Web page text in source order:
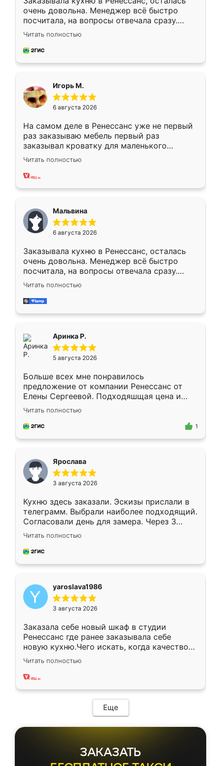
очень довольна. Менеджер всё быстро
посчитала, на вопросы отвечала сразу.
Замерщик приехал в субботу, подошёл к
делу со всей ответственностью. Собрали
за день, ребята работали аккуратно, даже
Читать полностью
Игорь М.
6 августа 2026
На самом деле в Ренессанс уже не первый
раз заказываю мебель первый раз
заказывал кроватку для маленького
ребёнка при его рождении ,во второй раз
заказал шкаф-купе. По качеству очень
хорошее сборка достаточно быстрая,
меньше, здесь же он более разнообразный.
Мне нравится ,если что-то потребуется из
мебели буду заказывать только здесь.
Читать полностью
Мальвина
6 августа 2026
Заказывала кухню в Ренессанс, осталась
очень довольна. Менеджер всё быстро
посчитала, на вопросы отвечала сразу.
Замерщик приехал в субботу, подошёл к
делу со всей ответственностью. Собрали
за день, ребята работали аккуратно, даже
Читать полностью
Аринка Р.
5 августа 2026
Больше всех мне понравилось
предложение от компании Ренессанс от
Елены Сергеевой. Подходяшщая цена и
короткие сроки изготовления. Приехавший
для замера сотрудник Владислав
предложил по моему эскизу самый
Читать полностью
1
Ярослава
3 августа 2026
Кухню здесь заказали. Эскизы прислали в
телеграмм. Выбрали наиболее подходящий.
Согласовали день для замера. Через 3
недели кухня была уже готова. Остались
довольны работой. Спасибо Ренессанс
мебель за качественную работу!
Читать полностью
yaroslava1986
3 августа 2026
Заказала себе новый шкаф в студии
Ренессанс где ранее заказывала себе
новую кухню.Чего искать, когда качеством
вполне довольна. Служит кухня уже почти
два года, нареканий нет.
Читать полностью
Еще
ЗАКАЗАТЬ